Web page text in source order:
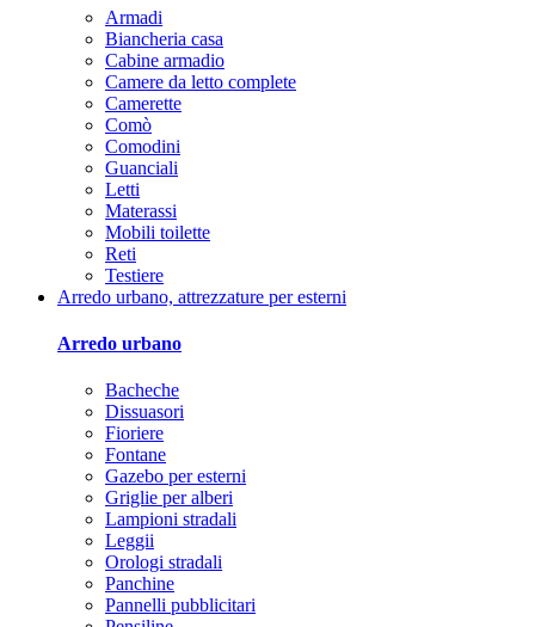
Armadi
Biancheria casa
Cabine armadio
Camere da letto complete
Camerette
Comò
Comodini
Guanciali
Letti
Materassi
Mobili toilette
Reti
Testiere
Arredo urbano, attrezzature per esterni
Arredo urbano
Bacheche
Dissuasori
Fioriere
Fontane
Gazebo per esterni
Griglie per alberi
Lampioni stradali
Leggii
Orologi stradali
Panchine
Pannelli pubblicitari